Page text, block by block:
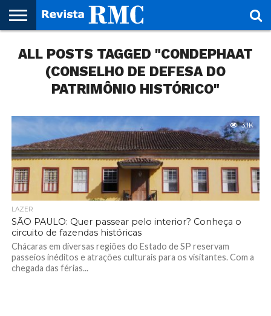
REVISTA
RMC
PROJETO
CULTURAL
RMC – 20
CIDADES
ARTE &
CULTURA
NOTÍCIAS
CORPORATIVAS
EDIÇÕES
ANTERIORES
PARCEIROS
FAÇA
O
FALE
CONOSCO
ALL POSTS TAGGED "CONDEPHAAT
(CONSELHO DE DEFESA DO
PATRIMÔNIO HISTÓRICO"
3.1K
LAZER
SÃO PAULO: Quer passear pelo interior? Conheça o
circuito de fazendas históricas
Chácaras em diversas regiões do Estado de SP reservam
passeios inéditos e atrações culturais para os visitantes. Com a
chegada das férias...